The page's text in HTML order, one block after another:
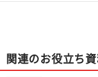
関連のお役立ち